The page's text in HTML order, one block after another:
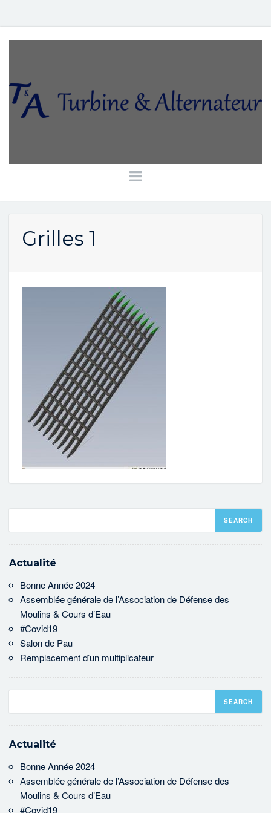
Grilles 1
Actualité
Bonne Année 2024
Assemblée générale de l’Association de Défense des
Moulins & Cours d’Eau
#Covid19
Salon de Pau
Remplacement d’un multiplicateur
Actualité
Bonne Année 2024
Assemblée générale de l’Association de Défense des
Moulins & Cours d’Eau
#Covid19